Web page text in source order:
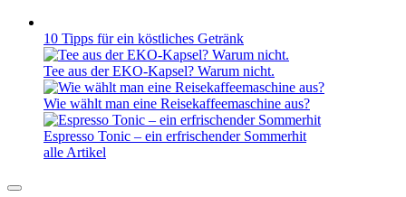
10 Tipps für ein köstliches Getränk
Tee aus der EKO-Kapsel? Warum nicht.
Wie wählt man eine Reisekaffeemaschine aus?
Espresso Tonic – ein erfrischender Sommerhit
alle Artikel